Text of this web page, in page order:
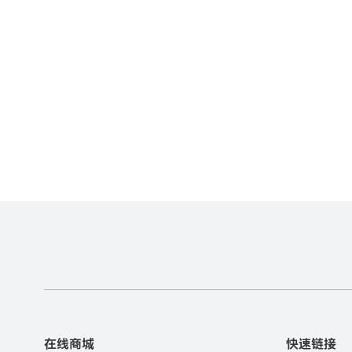
在线商城 快速链接